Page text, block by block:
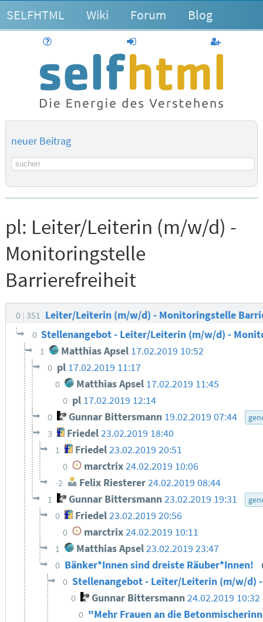
SELFHTML Wiki Forum Blog
anmelden
neuer Beitrag
Suchbegriff
pl: Leiter/Leiterin (m/w/d) -
Monitoringstelle
Barrierefreiheit
0 351 Leiter/Leiterin (m/w/d) - Monitoringstelle
0 Stellenangebot - Leiter/Leiterin (m/w/d) -
1 Matthias Apsel 17.02.2019 10:52
0 pl 17.02.2019 11:17
0 Matthias Apsel 17.02.2019 11:45
0 pl 17.02.2019 12:14
0 Gunnar Bittersmann 19.02.2019 07:44
3 Friedel23.02.2019 18:40
1 Friedel 23.02.2019 20:51
0 marctrix24.02.2019 10:06
-2 Felix Riesterer24.02.2019 08:44
1 Gunnar Bittersmann23.02.2019 19:31
0 Friedel 23.02.2019 20:56
0 marctrix24.02.2019 10:11
1 Matthias Apsel23.02.2019 23:47
0 Bänker*Innen sind dreiste Räuber*Innen!
0 Stellenangebot - Leiter/Leiterin (m/w/
0 Gunnar Bittersmann24.02.2019 10:32
0 "Mehr Frauen an die